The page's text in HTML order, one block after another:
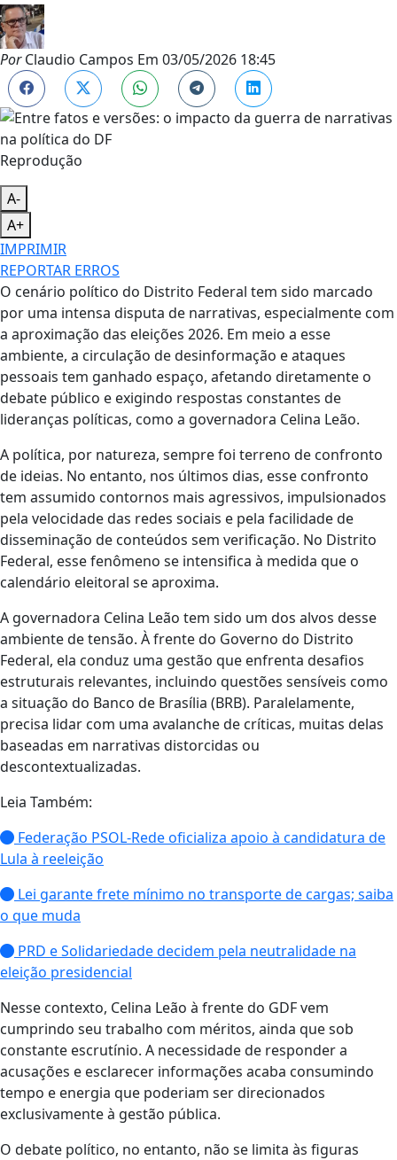
PorClaudio Campos Em 03/05/2026 18:45
Reprodução
A-
A+
IMPRIMIR
REPORTAR ERROS
O cenário político do Distrito Federal tem sido marcado
por uma intensa disputa de narrativas, especialmente com
a aproximação das eleições 2026. Em meio a esse
ambiente, a circulação de desinformação e ataques
pessoais tem ganhado espaço, afetando diretamente o
debate público e exigindo respostas constantes de
lideranças políticas, como a governadora Celina Leão.
A política, por natureza, sempre foi terreno de confronto
de ideias. No entanto, nos últimos dias, esse confronto
tem assumido contornos mais agressivos, impulsionados
pela velocidade das redes sociais e pela facilidade de
disseminação de conteúdos sem verificação. No Distrito
Federal, esse fenômeno se intensifica à medida que o
calendário eleitoral se aproxima.
A governadora Celina Leão tem sido um dos alvos desse
ambiente de tensão. À frente do Governo do Distrito
Federal, ela conduz uma gestão que enfrenta desafios
estruturais relevantes, incluindo questões sensíveis como
a situação do Banco de Brasília (BRB). Paralelamente,
precisa lidar com uma avalanche de críticas, muitas delas
baseadas em narrativas distorcidas ou
descontextualizadas.
Leia Também:
Federação PSOL-Rede oficializa apoio à candidatura de
Lula à reeleição
Lei garante frete mínimo no transporte de cargas; saiba
o que muda
PRD e Solidariedade decidem pela neutralidade na
eleição presidencial
Nesse contexto, Celina Leão à frente do GDF vem
cumprindo seu trabalho com méritos, ainda que sob
constante escrutínio. A necessidade de responder a
acusações e esclarecer informações acaba consumindo
tempo e energia que poderiam ser direcionados
exclusivamente à gestão pública.
O debate político, no entanto, não se limita às figuras